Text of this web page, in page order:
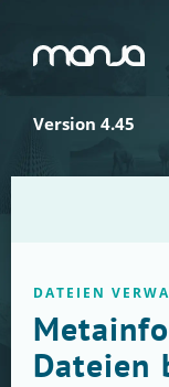
Navigation
Version 4.45
DATEIEN
Dateien